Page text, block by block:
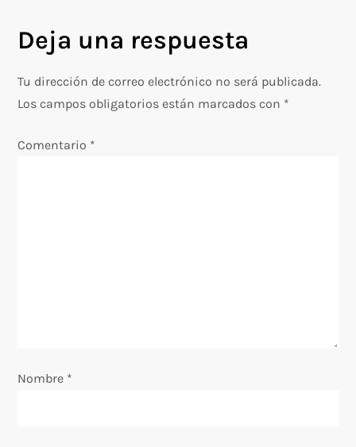
g
a
n
Deja una respuesta
Tu dirección de correo electrónico no será publicada.
Los campos obligatorios están marcados con *
Comentario *
Nombre *